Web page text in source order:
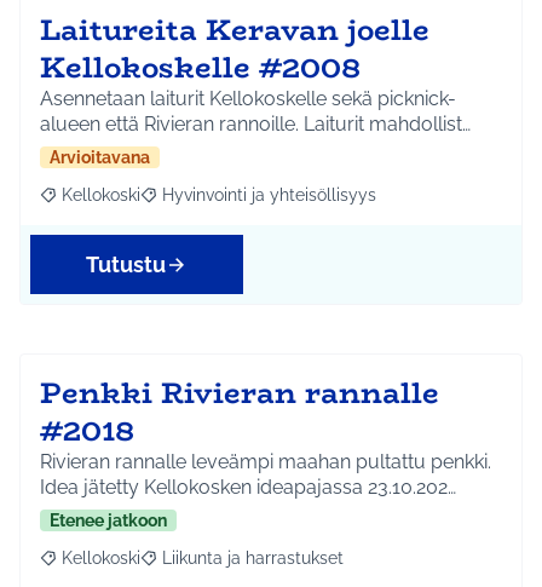
Laitureita Keravan joelle
Kellokoskelle #2008
Asennetaan laiturit Kellokoskelle sekä picknick-
alueen että Rivieran rannoille. Laiturit mahdollist…
Arvioitavana
Rajaa tulokset aihepiirin mukaan: Kellokoski
Kellokoski Rajaa tulokset teeman mukaan: Hyvinvointi ja
Hyvinvointi ja yhteisöllisyys
Tutustu
Penkki Rivieran rannalle
#2018
Rivieran rannalle leveämpi maahan pultattu penkki.
Idea jätetty Kellokosken ideapajassa 23.10.202…
Etenee jatkoon
Rajaa tulokset aihepiirin mukaan: Kellokoski
Kellokoski Rajaa tulokset teeman mukaan: Liikunta ja
Liikunta ja harrastukset